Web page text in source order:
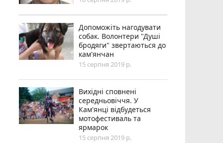
Допоможіть нагодувати
собак. Волонтери "Душі
бродяги" звертаються до
кам'янчан
15 серпня 2019 р.
Вихідні сповнені
середньовіччя. У
Кам'янці відбудеться
мотофестиваль та
ярмарок
15 серпня 2019 р.